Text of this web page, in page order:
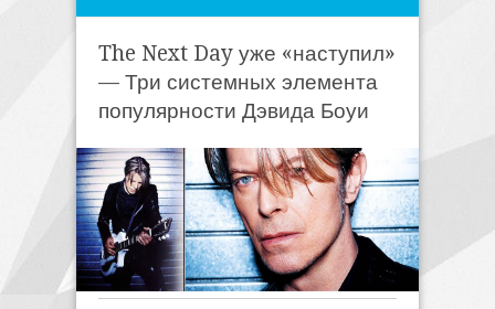
The Next Day уже «наступил»
— Три системных элемента
популярности Дэвида Боуи